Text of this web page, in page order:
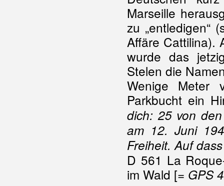
Marseille
zu „entledigen“
Affäre Cattilina).
wurde das
Stelen die
Wenige Meter
Parkbucht ein
dich: 25 von
am 12. Juni
Freiheit. Auf
D 561 La
im Wald [= GPS